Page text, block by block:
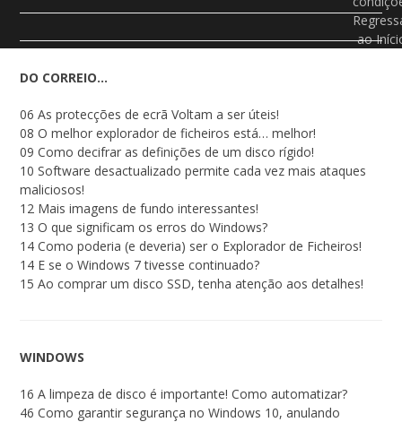
DO CORREIO…
06 As protecções de ecrã Voltam a ser úteis!
08 O melhor explorador de ficheiros está… melhor!
09 Como decifrar as definições de um disco rígido!
10 Software desactualizado permite cada vez mais ataques
maliciosos!
12 Mais imagens de fundo interessantes!
13 O que significam os erros do Windows?
14 Como poderia (e deveria) ser o Explorador de Ficheiros!
14 E se o Windows 7 tivesse continuado?
15 Ao comprar um disco SSD, tenha atenção aos detalhes!
WINDOWS
16 A limpeza de disco é importante! Como automatizar?
46 Como garantir segurança no Windows 10, anulando
ao